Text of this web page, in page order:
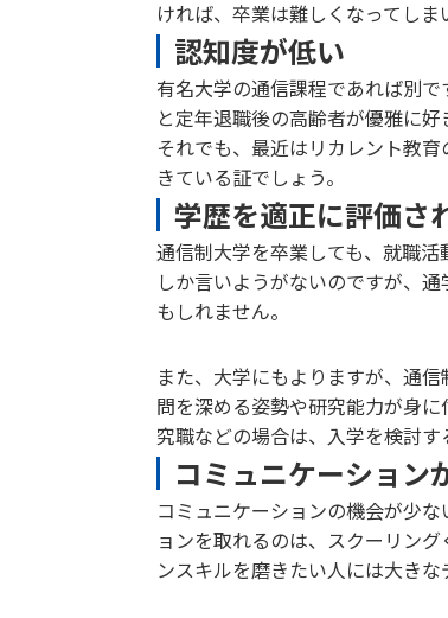
ければ、卒業は難しくなってしま
認知度が低い
有名大学の通信課程であれば別
と定年退職後の高齢者が優雅に
それでも、最近はリカレント教
きている証でしょう。
学歴を適正に評価さ
通信制大学を卒業しても、就職
しか言いようがないのですが、
もしれません。
また、大学にもよりますが、通
問を深める姿勢や研究能力が身
究職などの場合は、入学を検討す
コミュニケーション
コミュニケーションの機会が少
ョンを取れるのは、スクーリン
ンスキルを磨きたい人には大きな